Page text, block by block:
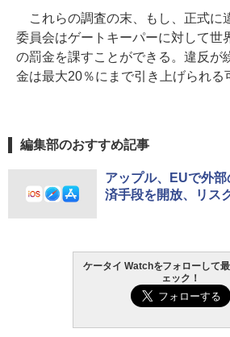
これらの調査の末、もし、正式に
委員会はゲートキーパーに対して世
の罰金を課すことができる。違反が
金は最大20％にまで引き上げられる
編集部のおすすめ記事
アップル、EUで外
済手段を開放、リス
ケータイ Watchをフォローして
ェック！